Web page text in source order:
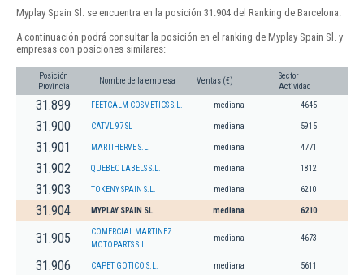
Myplay Spain Sl. se encuentra en la posición 31.904 del Ranking de Barcelona.
A continuación podrá consultar la posición en el ranking de Myplay Spain Sl. y
empresas con posiciones similares:
Posición
Provincia
Nombre de la empresa Ventas (€)
Sector
Actividad
31.899 FEETCALM COSMETICS S.L. mediana 4645
31.900 CATVL 97 SL mediana 5915
31.901 MARTIHERVE S.L. mediana 4771
31.902 QUEBEC LABELS S.L. mediana 1812
31.903 TOKENY SPAIN S.L. mediana 6210
31.904 MYPLAY SPAIN SL. mediana 6210
31.905
COMERCIAL MARTINEZ
MOTOPARTS S.L.
mediana 4673
31.906 CAPET GOTICO S.L. mediana 5611